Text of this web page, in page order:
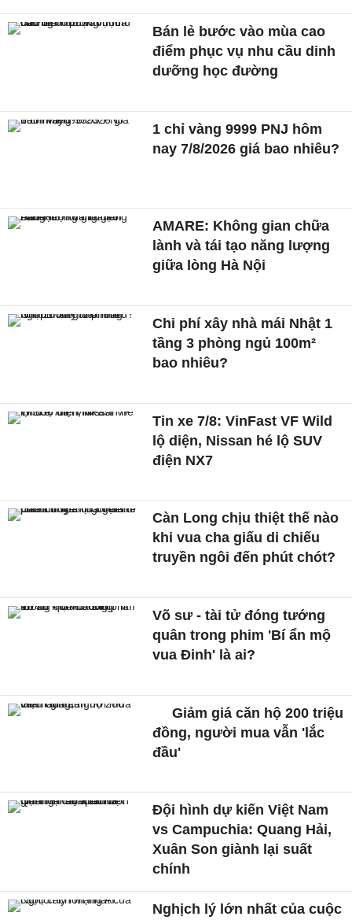
Bán lẻ bước vào mùa cao
điểm phục vụ nhu cầu dinh
dưỡng học đường
1 chỉ vàng 9999 PNJ hôm
nay 7/8/2026 giá bao nhiêu?
AMARE: Không gian chữa
lành và tái tạo năng lượng
giữa lòng Hà Nội
Chi phí xây nhà mái Nhật 1
tầng 3 phòng ngủ 100m²
bao nhiêu?
Tin xe 7/8: VinFast VF Wild
lộ diện, Nissan hé lộ SUV
điện NX7
Càn Long chịu thiệt thế nào
khi vua cha giấu di chiếu
truyền ngôi đến phút chót?
Võ sư - tài tử đóng tướng
quân trong phim 'Bí ẩn mộ
vua Đinh' là ai?
Giảm giá căn hộ 200 triệu
đồng, người mua vẫn 'lắc
đầu'
Đội hình dự kiến Việt Nam
vs Campuchia: Quang Hải,
Xuân Son giành lại suất
chính
Nghịch lý lớn nhất của cuộc